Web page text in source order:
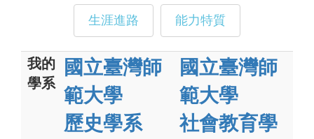
生涯進路 能力特質
我的
學系
國立臺灣師
範大學
歷史學系
國立臺灣師
範大學
社會教育學